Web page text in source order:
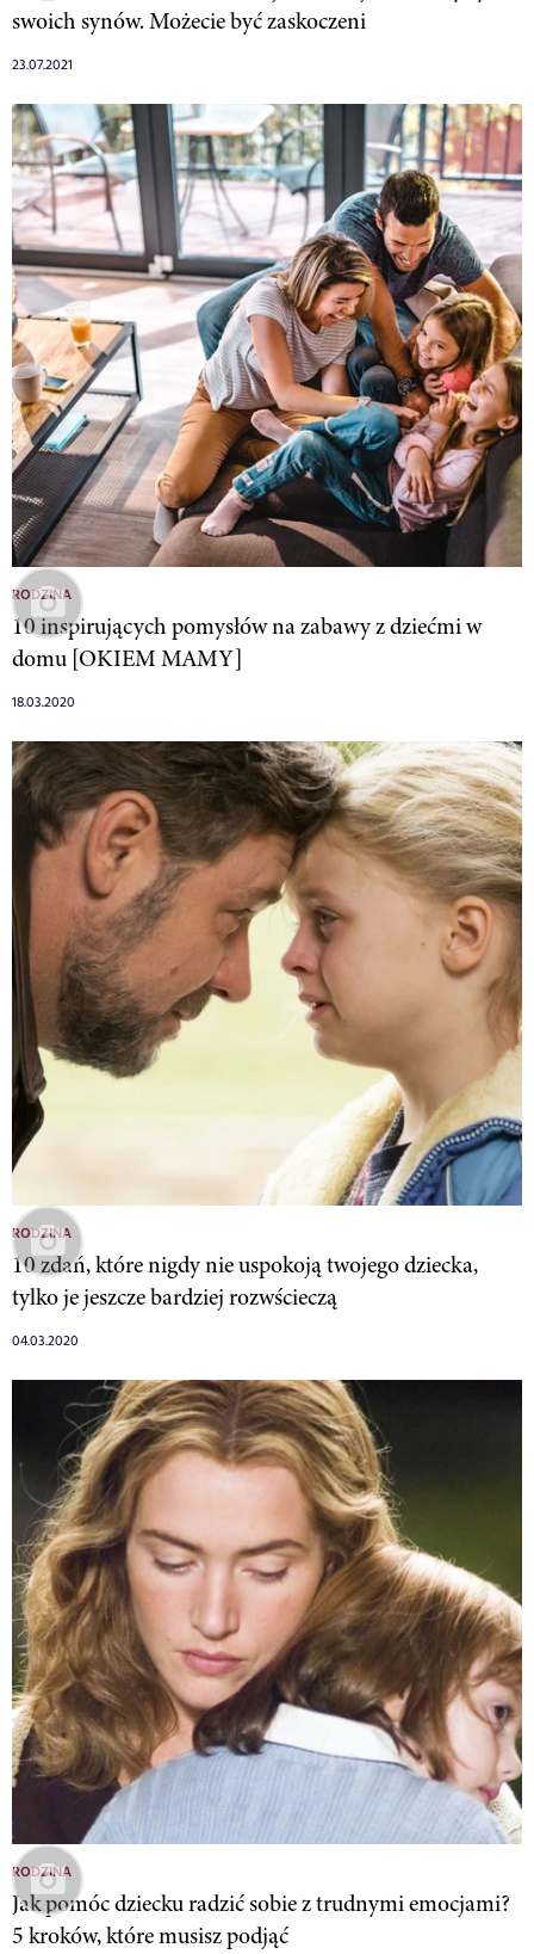
swoich synów. Możecie być zaskoczeni
23.07.2021
RODZINA
10 inspirujących pomysłów na zabawy z dziećmi w
domu [OKIEM MAMY]
18.03.2020
RODZINA
10 zdań, które nigdy nie uspokoją twojego dziecka,
tylko je jeszcze bardziej rozwścieczą
04.03.2020
RODZINA
Jak pomóc dziecku radzić sobie z trudnymi emocjami?
5 kroków, które musisz podjąć